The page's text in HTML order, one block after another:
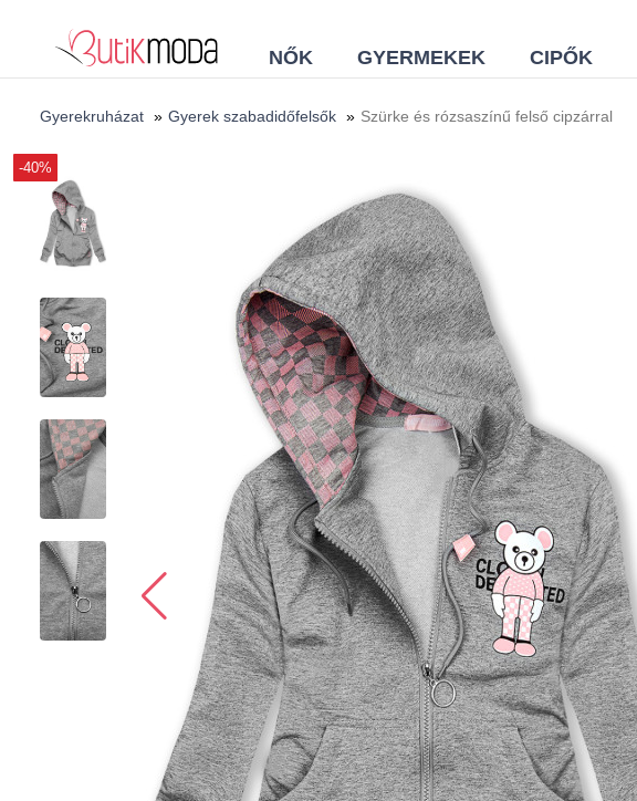
NŐK GYERMEKEK CIPŐK
Gyerekruházat » Gyerek szabadidőfelsők » Szürke és rózsaszínű felső cipzárral
-40%